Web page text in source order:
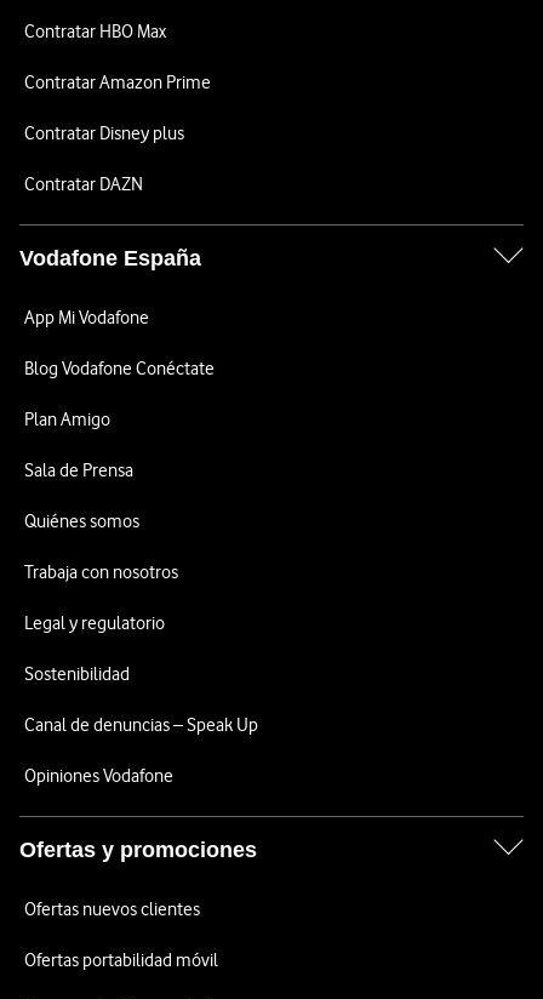
Contratar HBO Max
Contratar Amazon Prime
Contratar Disney plus
Contratar DAZN
Vodafone España
App Mi Vodafone
Blog Vodafone Conéctate
Plan Amigo
Sala de Prensa
Quiénes somos
Trabaja con nosotros
Legal y regulatorio
Sostenibilidad
Canal de denuncias – Speak Up
Opiniones Vodafone
Ofertas y promociones
Ofertas nuevos clientes
Ofertas portabilidad móvil